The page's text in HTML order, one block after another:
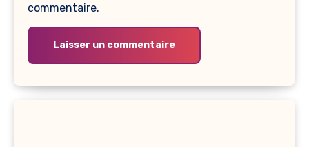
commentaire.